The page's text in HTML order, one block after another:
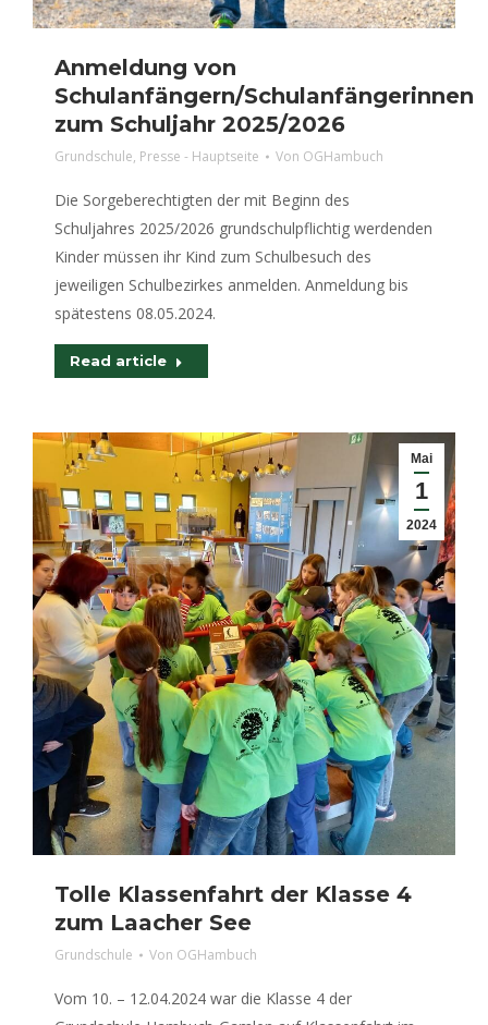
Anmeldung von
Schulanfängern/Schulanfängerinnen
zum Schuljahr 2025/2026
Grundschule, Presse - Hauptseite Von OGHambuch
Die Sorgeberechtigten der mit Beginn des
Schuljahres 2025/2026 grundschulpflichtig werdenden
Kinder müssen ihr Kind zum Schulbesuch des
jeweiligen Schulbezirkes anmelden. Anmeldung bis
spätestens 08.05.2024.
Read article
Mai
1
2024
Tolle Klassenfahrt der Klasse 4
zum Laacher See
Grundschule Von OGHambuch
Vom 10. – 12.04.2024 war die Klasse 4 der